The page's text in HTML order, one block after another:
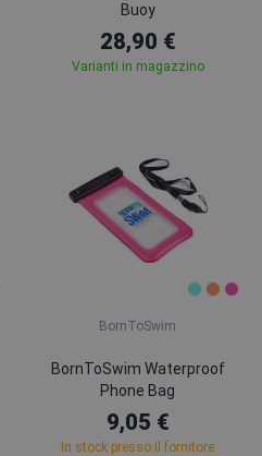
Buoy
28,90 €
Varianti in magazzino
BornToSwim
BornToSwim Waterproof
Phone Bag
9,05 €
In stock presso il fornitore